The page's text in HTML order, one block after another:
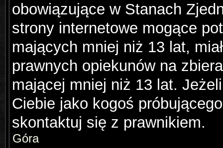
obowiązujące w Stanach
strony internetowe mogące
mających mniej niż 13 lat,
prawnych opiekunów na
mającej mniej niż 13 lat.
Ciebie jako kogoś
skontaktuj się z prawnikiem.
Góra